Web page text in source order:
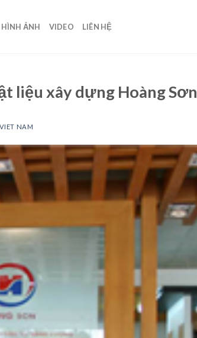
HÌNH ẢNH VIDEO LIÊN HỆ
liệu xây dựng Hoàng Sơn
NAM